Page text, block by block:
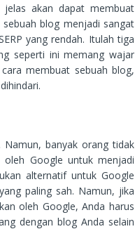
akan dapat membuat
blog menjadi sangat
yang rendah. Itulah tiga
seperti ini memang wajar
membuat sebuah blog,
banyak orang tidak
oleh Google untuk menjadi
alternatif untuk Google
paling sah. Namun, jika
oleh Google, Anda harus
dengan blog Anda selain